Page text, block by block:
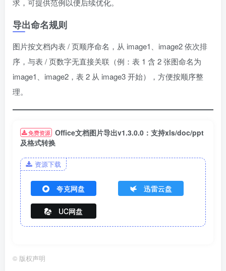
求，可提供范例以便后续优化。
导出命名规则
图片按文档内表 / 页顺序命名，从 image1、image2 依次排
序，与表 / 页数字无直接关联（例：表 1 含 2 张图命名为
image1、image2，表 2 从 image3 开始），方便按顺序整
理。
免费资源 Office文档图片导出v1.3.0.0：支持xls/doc/ppt
及格式转换
资源下载
夸克网盘 迅雷云盘
UC网盘
© 版权声明